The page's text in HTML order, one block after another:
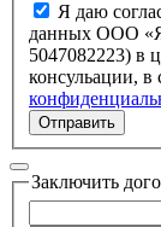
Я даю
данных ООО
5047082223) в целях обработки запроса и полченя
консульации, в
Отправить
Заключить